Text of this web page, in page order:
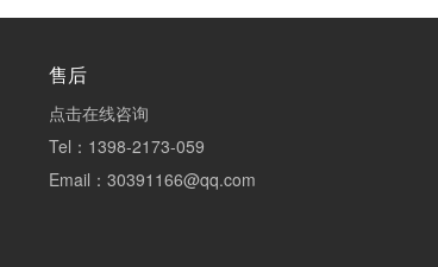
售后
点击在线咨询
Tel：1398-2173-059
Email：30391166@qq.com